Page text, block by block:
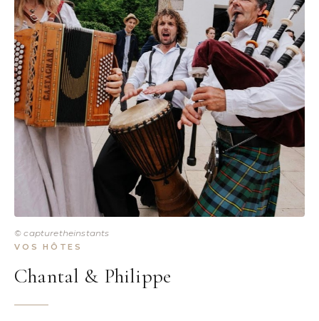
© capturetheinstants
VOS HÔTES
Chantal & Philippe